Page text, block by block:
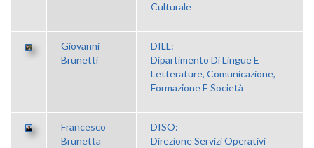
Culturale
Giovanni
Brunetti
DILL:
Dipartimento Di Lingue E
Letterature, Comunicazione,
Formazione E Società
Francesco
Brunetta
DISO:
Direzione Servizi Operativi